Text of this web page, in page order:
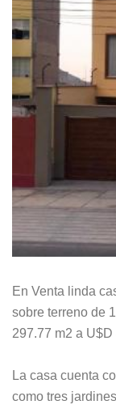
En Venta linda
sobre terreno de
297.77 m2 a
La casa cuenta
como tres